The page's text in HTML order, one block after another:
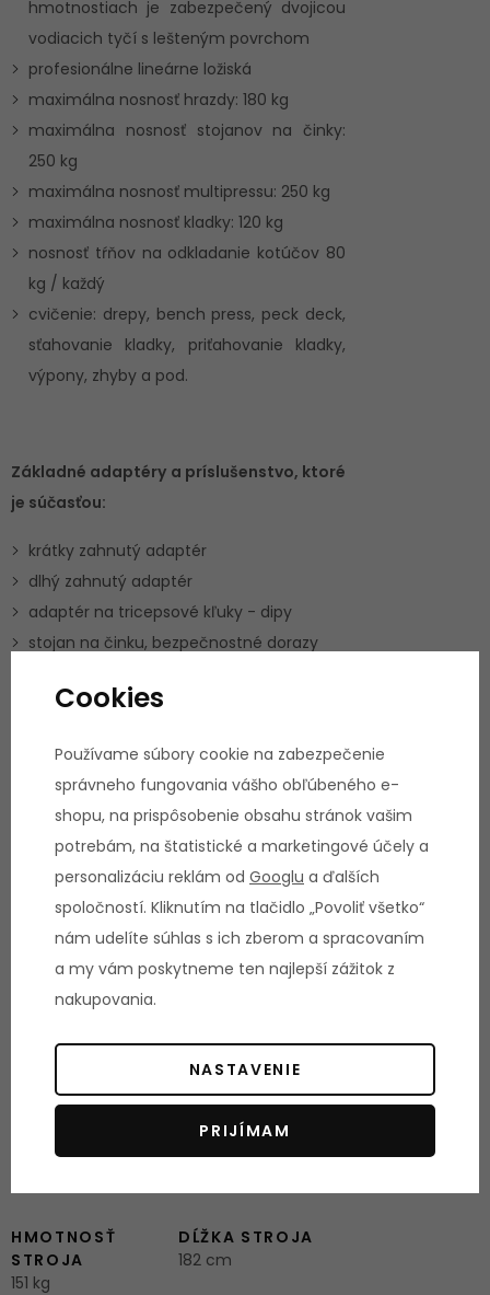
hmotnostiach je zabezpečený dvojicou
vodiacich tyčí s lešteným povrchom
profesionálne lineárne ložiská
maximálna nosnosť hrazdy: 180 kg
maximálna nosnosť stojanov na činky:
250 kg
maximálna nosnosť multipressu: 250 kg
maximálna nosnosť kladky: 120 kg
nosnosť tŕňov na odkladanie kotúčov 80
kg / každý
cvičenie: drepy, bench press, peck deck,
sťahovanie kladky, priťahovanie kladky,
výpony, zhyby a pod.
Základné adaptéry a príslušenstvo, ktoré
je súčasťou:
krátky zahnutý adaptér
dlhý zahnutý adaptér
adaptér na tricepsové kľuky - dipy
stojan na činku, bezpečnostné dorazy
2 čeľusťové uzávery na multipress
Ostatné informácie:
rozmery stroja (d x š x v): 182 x 203 x 216
hmotnosť: 151 kg
domáce a ľahko komerčné využitie
predĺžená záruka3 roky na stroj + 5
HMOTNOSŤ
STROJA
151 kg
DĹŽKA STROJA
182 cm
Cookies
Používame súbory cookie na zabezpečenie
správneho fungovania vášho obľúbeného e-
shopu, na prispôsobenie obsahu stránok vašim
potrebám, na štatistické a marketingové účely a
personalizáciu reklám od Googlu a ďalších
spoločností. Kliknutím na tlačidlo „Povoliť všetko“
nám udelíte súhlas s ich zberom a spracovaním
a my vám poskytneme ten najlepší zážitok z
nakupovania.
NASTAVENIE
PRIJÍMAM